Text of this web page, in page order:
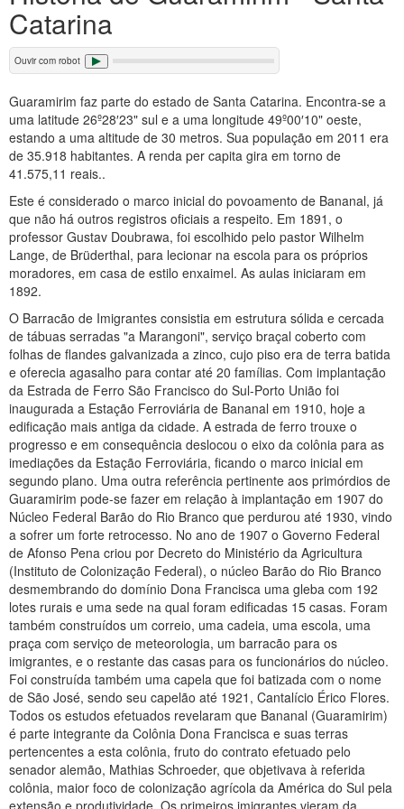
Catarina
Ouvir com robot
Guaramirim faz parte do estado de Santa Catarina. Encontra-se a
uma latitude 26º28′23" sul e a uma longitude 49º00′10" oeste,
estando a uma altitude de 30 metros. Sua população em 2011 era
de 35.918 habitantes. A renda per capita gira em torno de
41.575,11 reais..
Este é considerado o marco inicial do povoamento de Bananal, já
que não há outros registros oficiais a respeito. Em 1891, o
professor Gustav Doubrawa, foi escolhido pelo pastor Wilhelm
Lange, de Brüderthal, para lecionar na escola para os próprios
moradores, em casa de estilo enxaimel. As aulas iniciaram em
1892.
O Barracão de Imigrantes consistia em estrutura sólida e cercada
de tábuas serradas "a Marangoni", serviço braçal coberto com
folhas de flandes galvanizada a zinco, cujo piso era de terra batida
e oferecia agasalho para contar até 20 famílias. Com implantação
da Estrada de Ferro São Francisco do Sul-Porto União foi
inaugurada a Estação Ferroviária de Bananal em 1910, hoje a
edificação mais antiga da cidade. A estrada de ferro trouxe o
progresso e em consequência deslocou o eixo da colônia para as
imediações da Estação Ferroviária, ficando o marco inicial em
segundo plano. Uma outra referência pertinente aos primórdios de
Guaramirim pode-se fazer em relação à implantação em 1907 do
Núcleo Federal Barão do Rio Branco que perdurou até 1930, vindo
a sofrer um forte retrocesso. No ano de 1907 o Governo Federal
de Afonso Pena criou por Decreto do Ministério da Agricultura
(Instituto de Colonização Federal), o núcleo Barão do Rio Branco
desmembrando do domínio Dona Francisca uma gleba com 192
lotes rurais e uma sede na qual foram edificadas 15 casas. Foram
também construídos um correio, uma cadeia, uma escola, uma
praça com serviço de meteorologia, um barracão para os
imigrantes, e o restante das casas para os funcionários do núcleo.
Foi construída também uma capela que foi batizada com o nome
de São José, sendo seu capelão até 1921, Cantalício Érico Flores.
Todos os estudos efetuados revelaram que Bananal (Guaramirim)
é parte integrante da Colônia Dona Francisca e suas terras
pertencentes a esta colônia, fruto do contrato efetuado pelo
senador alemão, Mathias Schroeder, que objetivava à referida
colônia, maior foco de colonização agrícola da América do Sul pela
extensão e produtividade. Os primeiros imigrantes vieram da